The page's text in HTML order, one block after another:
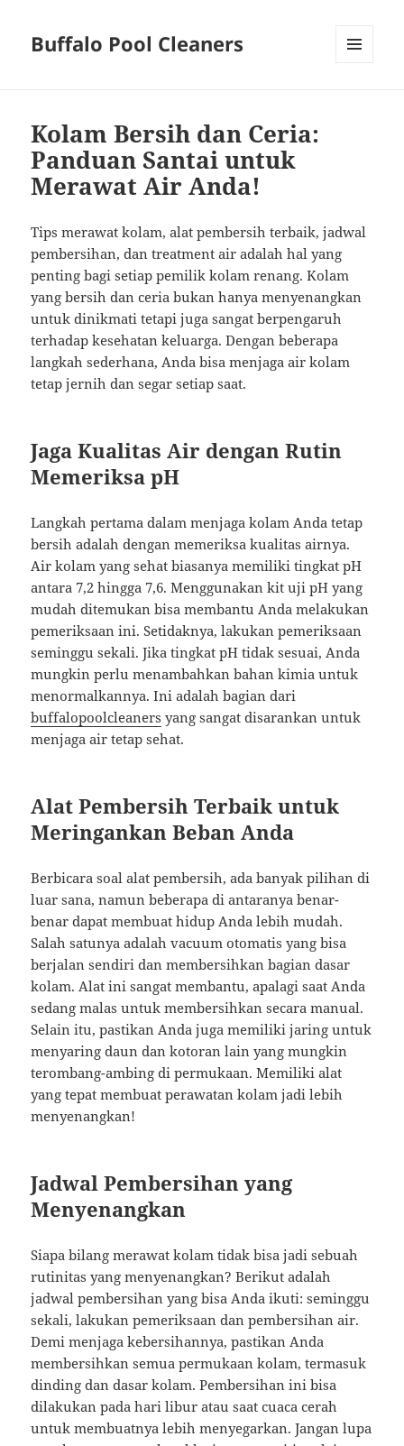
Buffalo Pool Cleaners
Kolam Bersih dan Ceria:
Panduan Santai untuk
Merawat Air Anda!
Tips merawat kolam, alat pembersih terbaik, jadwal
pembersihan, dan treatment air adalah hal yang
penting bagi setiap pemilik kolam renang. Kolam
yang bersih dan ceria bukan hanya menyenangkan
untuk dinikmati tetapi juga sangat berpengaruh
terhadap kesehatan keluarga. Dengan beberapa
langkah sederhana, Anda bisa menjaga air kolam
tetap jernih dan segar setiap saat.
Jaga Kualitas Air dengan Rutin
Memeriksa pH
Langkah pertama dalam menjaga kolam Anda tetap
bersih adalah dengan memeriksa kualitas airnya.
Air kolam yang sehat biasanya memiliki tingkat pH
antara 7,2 hingga 7,6. Menggunakan kit uji pH yang
mudah ditemukan bisa membantu Anda melakukan
pemeriksaan ini. Setidaknya, lakukan pemeriksaan
seminggu sekali. Jika tingkat pH tidak sesuai, Anda
mungkin perlu menambahkan bahan kimia untuk
menormalkannya. Ini adalah bagian dari
buffalopoolcleaners yang sangat disarankan untuk
menjaga air tetap sehat.
Alat Pembersih Terbaik untuk
Meringankan Beban Anda
Berbicara soal alat pembersih, ada banyak pilihan di
luar sana, namun beberapa di antaranya benar-
benar dapat membuat hidup Anda lebih mudah.
Salah satunya adalah vacuum otomatis yang bisa
berjalan sendiri dan membersihkan bagian dasar
kolam. Alat ini sangat membantu, apalagi saat Anda
sedang malas untuk membersihkan secara manual.
Selain itu, pastikan Anda juga memiliki jaring untuk
menyaring daun dan kotoran lain yang mungkin
terombang-ambing di permukaan. Memiliki alat
yang tepat membuat perawatan kolam jadi lebih
menyenangkan!
Jadwal Pembersihan yang
Menyenangkan
Siapa bilang merawat kolam tidak bisa jadi sebuah
rutinitas yang menyenangkan? Berikut adalah
jadwal pembersihan yang bisa Anda ikuti: seminggu
sekali, lakukan pemeriksaan dan pembersihan air.
Demi menjaga kebersihannya, pastikan Anda
membersihkan semua permukaan kolam, termasuk
dinding dan dasar kolam. Pembersihan ini bisa
dilakukan pada hari libur atau saat cuaca cerah
untuk membuatnya lebih menyegarkan. Jangan lupa